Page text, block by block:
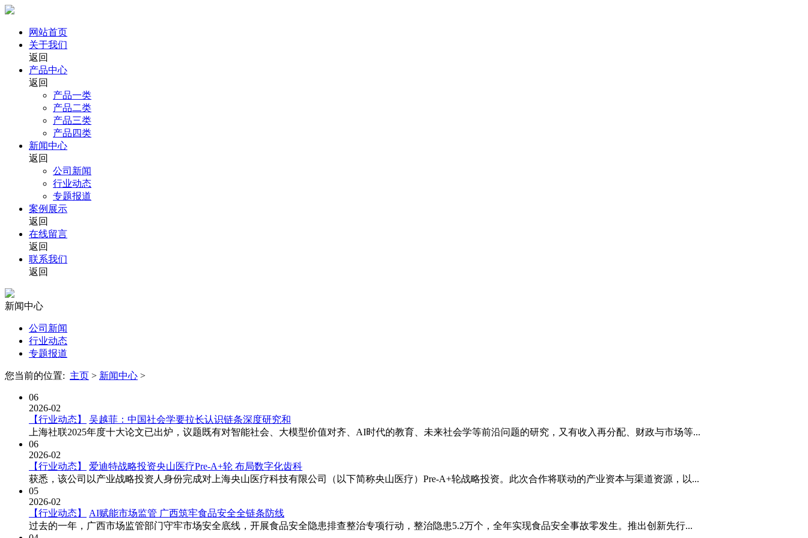
网站首页
关于我们
返回
产品中心
返回
产品一类
产品二类
产品三类
产品四类
新闻中心
返回
公司新闻
行业动态
专题报道
案例展示
返回
在线留言
返回
联系我们
返回
新闻中心
公司新闻
行业动态
专题报道
您当前的位置: 主页 > 新闻中心 >
06
2026-02
【行业动态】
吴越菲：中国社会学要拉长认识链条深度研究和
上海社联2025年度十大论文已出炉，议题既有对智能社会、大模型价值对齐、AI时代的教育、未来社会学等前沿问题的研究，又有收入再分配、财政与市场等...
06
2026-02
【行业动态】
爱迪特战略投资央山医疗Pre-A+轮 布局数字化齿科
获悉，该公司以产业战略投资人身份完成对上海央山医疗科技有限公司（以下简称央山医疗）Pre-A+轮战略投资。此次合作将联动的产业资本与渠道资源，以...
05
2026-02
【行业动态】
AI赋能市场监管 广西筑牢食品安全全链条防线
过去的一年，广西市场监管部门守牢市场安全底线，开展食品安全隐患排查整治专项行动，整治隐患5.2万个，全年实现食品安全事故零发生。推出创新先行...